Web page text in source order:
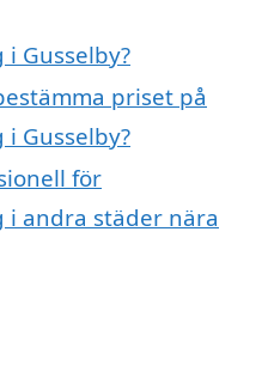
Gusselby?
priset på
Gusselby?
för
i andra städer nära